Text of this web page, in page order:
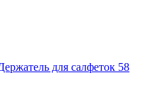
для салфеток 58